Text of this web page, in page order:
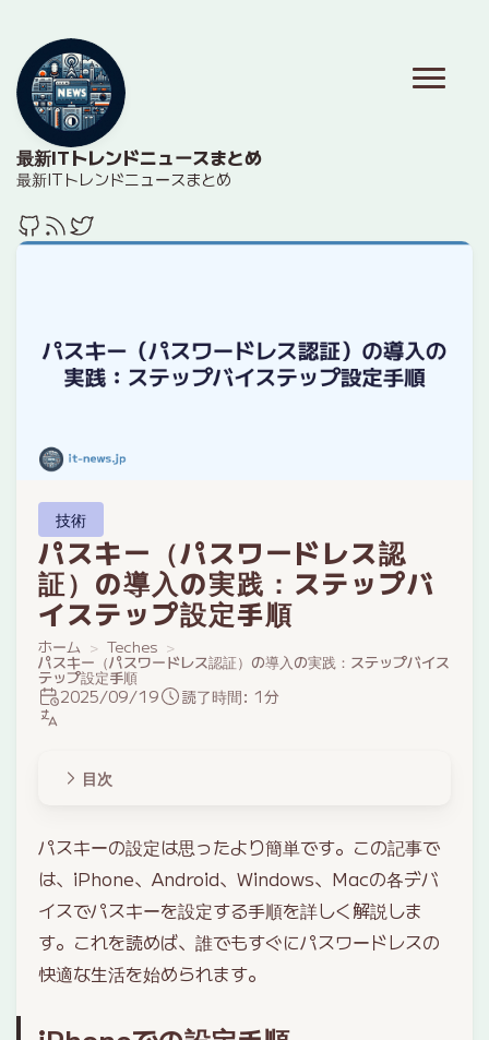
最新ITトレンドニュースまとめ
最新ITトレンドニュースまとめ
技術
パスキー（パスワードレス認
証）の導入の実践：ステップバ
イステップ設定手順
ホーム Teches
パスキー（パスワードレス認証）の導入の実践：ステップバイス
テップ設定手順
2025/09/19 読了時間: 1分
目次
パスキーの設定は思ったより簡単です。この記事で
は、iPhone、Android、Windows、Macの各デバ
イスでパスキーを設定する手順を詳しく解説しま
す。これを読めば、誰でもすぐにパスワードレスの
快適な生活を始められます。